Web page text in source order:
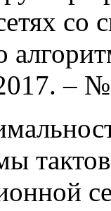
со
–